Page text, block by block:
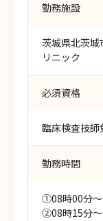
勤務施設
茨城県北茨
リニック
必須資格
臨床検査技師
勤務時間
①08時00分
②08時15分